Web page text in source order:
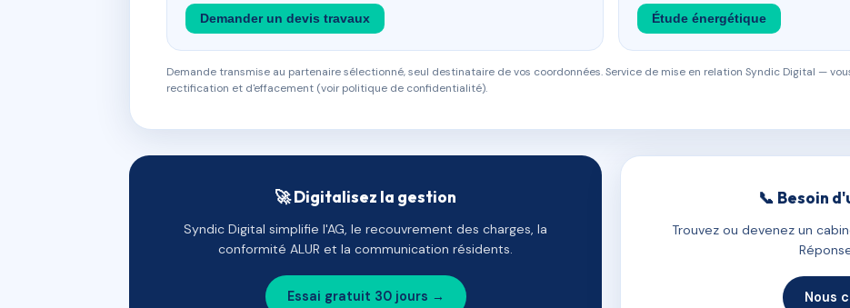
Demander un devis travaux Étude énergétique
Demande transmise au partenaire sélectionné, seul destinataire de vos coordonnées. Service de mise en relation Syndic Digital —
rectification et d'effacement (voir politique de confidentialité).
🚀 Digitalisez la gestion
Syndic Digital simplifie l'AG, le recouvrement des charges, la
conformité ALUR et la communication résidents.
Essai gratuit 30 jours →
📞 Besoin
Trouvez ou devenez un
Nous